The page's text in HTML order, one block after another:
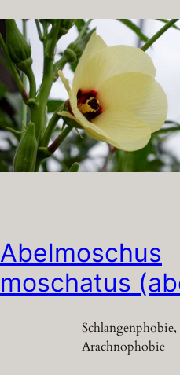
Abelmoschus
moschatus
Schlangenphobie,
Arachnophobie